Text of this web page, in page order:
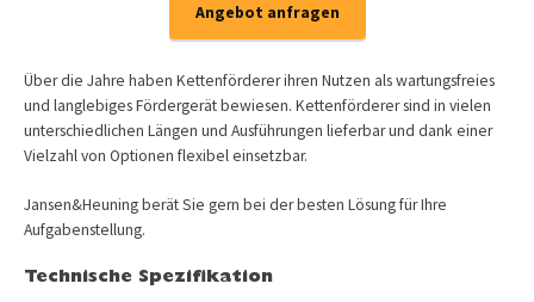
Angebot anfragen
Über die Jahre haben Kettenförderer ihren Nutzen als wartungsfreies
und langlebiges Fördergerät bewiesen. Kettenförderer sind in vielen
unterschiedlichen Längen und Ausführungen lieferbar und dank einer
Vielzahl von Optionen flexibel einsetzbar.
Jansen&Heuning berät Sie gern bei der besten Lösung für Ihre
Aufgabenstellung.
Technische Spezifikation